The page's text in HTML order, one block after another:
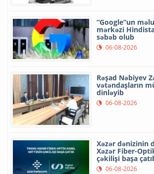
“Google”un
mərkəzi
səbəb olub
06-08-2026
Rəşad Nəbiyev
vətəndaşların
dinləyib
06-08-2026
Xəzər dənizinin
Xəzər Fiber-
çəkilişi başa
06-08-2026